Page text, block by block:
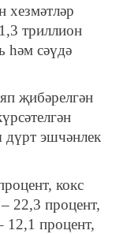
хезмәтләр
триллион
һәм сәүдә
җибәрелгән
дүрт эшчәнлек
кокс
22,3 процент,
12,1 процент,